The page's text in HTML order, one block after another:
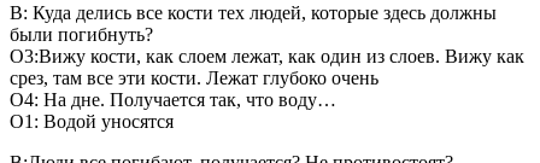
В: Куда делись все кости тех людей, которые здесь должны
были погибнуть?
О3:Вижу кости, как слоем лежат, как один из слоев. Вижу как
срез, там все эти кости. Лежат глубоко очень
О4: На дне. Получается так, что воду…
О1: Водой уносятся